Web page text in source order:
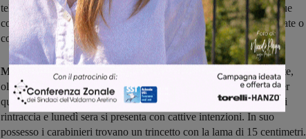
telefono, sia cellulare che fisso, e li minaccia. In più occasioni i due
coniugi trovano anche i loro veicoli danneggiati, con le ruote bucate o
con sfregi.
Marito e moglie non ne possono più:
per cercare un po’ di quiete,
oltre ad evitare il più possibile di uscire di casa, si trasferiscono per
qualche giorno da un parente che abita a Rignano. Ma il 23enne li
rintraccia e lunedì sera si presenta con cattive intenzioni. In suo
possesso i carabinieri trovano un trincetto con la lama di 15 centimetri.